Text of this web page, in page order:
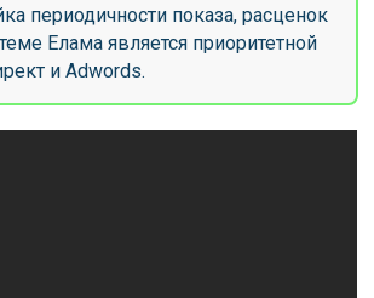
периодичности показа, расценок
Елама является приоритетной
и Adwords.